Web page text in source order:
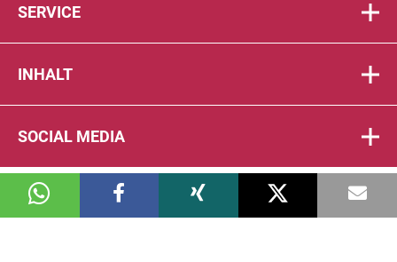
SERVICE
INHALT
SOCIAL MEDIA
© 2026 DIE PTA IN DER APOTHEKE